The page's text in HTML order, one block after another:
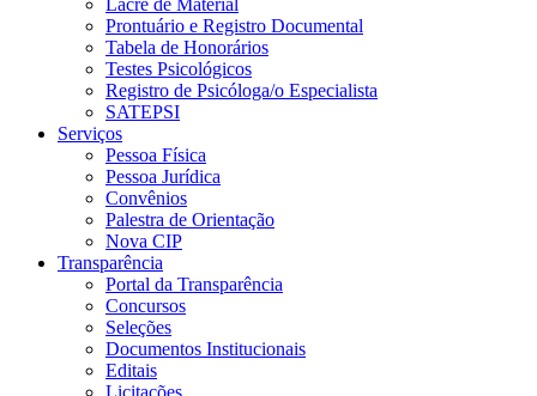
Lacre de Material
Prontuário e Registro Documental
Tabela de Honorários
Testes Psicológicos
Registro de Psicóloga/o Especialista
SATEPSI
Serviços
Pessoa Física
Pessoa Jurídica
Convênios
Palestra de Orientação
Nova CIP
Transparência
Portal da Transparência
Concursos
Seleções
Documentos Institucionais
Editais